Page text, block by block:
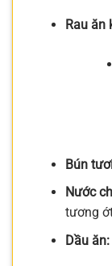
Rau ăn
Bún
Nước
tương
Dầu ăn: